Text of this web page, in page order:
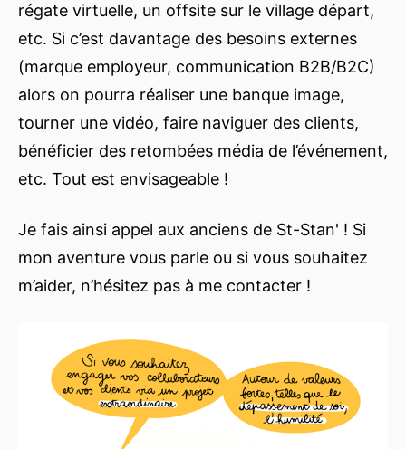
régate virtuelle, un offsite sur le village départ,
etc. Si c’est davantage des besoins externes
(marque employeur, communication B2B/B2C)
alors on pourra réaliser une banque image,
tourner une vidéo, faire naviguer des clients,
bénéficier des retombées média de l’événement,
etc. Tout est envisageable !
Je fais ainsi appel aux anciens de St-Stan' ! Si
mon aventure vous parle ou si vous souhaitez
m’aider, n’hésitez pas à me contacter !